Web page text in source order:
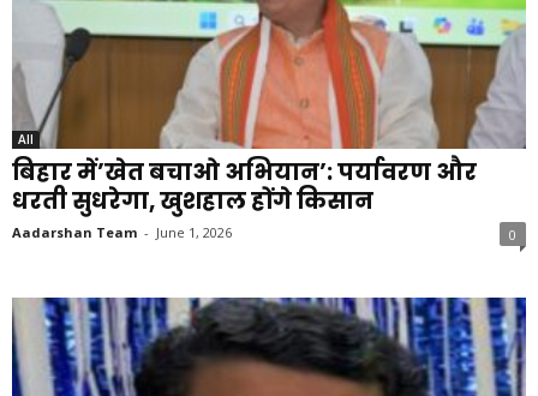
All
बिहार में’खेत बचाओ अभियान’: पर्यावरण और
धरती सुधरेगा, खुशहाल होंगे किसान
Aadarshan Team - June 1, 2026 0